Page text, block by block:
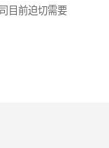
目前迫切需要